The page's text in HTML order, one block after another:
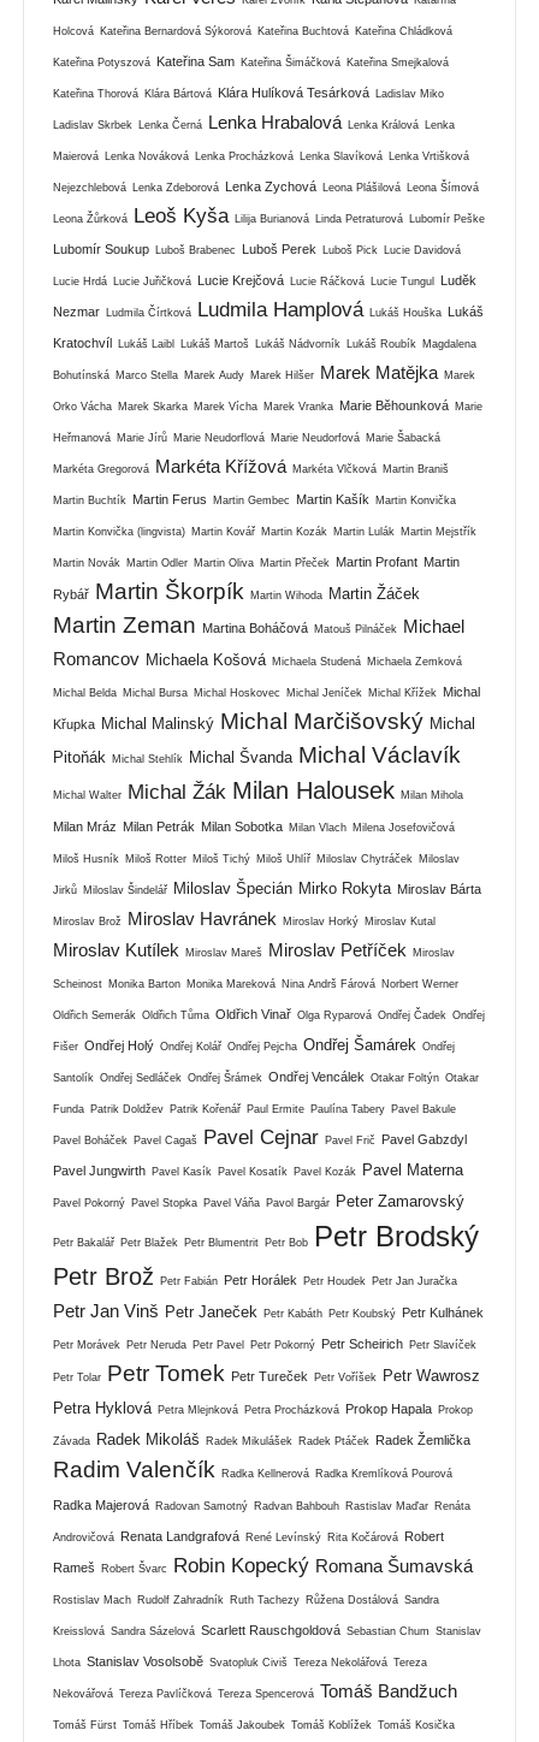
Holcová Kateřina Bernardová Sýkorová Kateřina Buchtová Kateřina Chládková
Kateřina Potyszová Kateřina Sam Kateřina Šimáčková Kateřina Smejkalová
Kateřina Thorová Klára Bártová Klára Hulíková Tesárková Ladislav Miko
Ladislav Skrbek Lenka Černá Lenka Hrabalová Lenka Králová Lenka
Maierová Lenka Nováková Lenka Procházková Lenka Slavíková Lenka Vrtišková
Nejezchlebová Lenka Zdeborová Lenka Zychová Leona Plášilová Leona Šímová
Leona Žůrková Leoš Kyša Lilija Burianová Linda Petraturová Lubomír Peške
Lubomír Soukup Luboš Brabenec Luboš Perek Luboš Pick Lucie Davidová
Lucie Hrdá Lucie Juřičková Lucie Krejčová Lucie Ráčková Lucie Tungul Luděk
Nezmar Ludmila Čírtková Ludmila Hamplová Lukáš Houška Lukáš
Kratochvíl Lukáš Laibl Lukáš Martoš Lukáš Nádvorník Lukáš Roubík Magdalena
Bohutínská Marco Stella Marek Audy Marek Hilšer Marek Matějka Marek
Orko Vácha Marek Skarka Marek Vícha Marek Vranka Marie Běhounková Marie
Heřmanová Marie Jírů Marie Neudorflová Marie Neudorfová Marie Šabacká
Markéta Gregorová Markéta Křížová Markéta Vlčková Martin Braniš
Martin Buchtík Martin Ferus Martin Gembec Martin Kašík Martin Konvička
Martin Konvička (lingvista) Martin Kovář Martin Kozák Martin Lulák Martin Mejstřík
Martin Novák Martin Odler Martin Oliva Martin Přeček Martin Profant Martin
Rybář Martin Škorpík Martin Wihoda Martin Žáček
Martin Zeman Martina Boháčová Matouš Pilnáček
Michael
Romancov Michaela Košová Michaela Studená Michaela Zemková
Michal Belda Michal Bursa Michal Hoskovec Michal Jeníček Michal Křížek Michal
Křupka Michal Malinský Michal Marčišovský Michal
Pitoňák
Michal Stehlík Michal Švanda Michal Václavík
Michal Walter Michal Žák Milan Halousek Milan Mihola
Milan Mráz Milan Petrák Milan Sobotka Milan Vlach Milena Josefovičová
Miloš Husník Miloš Rotter Miloš Tichý Miloš Uhlíř Miloslav Chytráček Miloslav
Jirků Miloslav Šindelář Miloslav Špecián Mirko Rokyta Miroslav Bárta
Miroslav Brož Miroslav Havránek Miroslav Horký Miroslav Kutal
Miroslav Kutílek Miroslav Mareš Miroslav Petříček Miroslav
Scheinost Monika Barton Monika Mareková Nina Andrš Fárová Norbert Werner
Oldřich Semerák Oldřich Tůma Oldřich Vinař Olga Ryparová Ondřej Čadek Ondřej
Fišer Ondřej Holý Ondřej Kolář Ondřej Pejcha Ondřej Šamárek Ondřej
Santolík Ondřej Sedláček Ondřej Šrámek Ondřej Vencálek Otakar Foltýn Otakar
Funda Patrik Doldžev Patrik Kořenář Paul Ermite Paulína Tabery Pavel Bakule
Pavel Boháček Pavel Cagaš Pavel Cejnar Pavel Frič Pavel Gabzdyl
Pavel Jungwirth Pavel Kasík Pavel Kosatík Pavel Kozák Pavel Materna
Pavel Pokorný Pavel Stopka Pavel Váňa Pavol Bargár Peter Zamarovský
Petr Bakalář Petr Blažek Petr Blumentrit Petr Bob Petr Brodský
Petr Brož Petr Fabián Petr Horálek Petr Houdek Petr Jan Juračka
Petr Jan Vinš Petr Janeček Petr Kabáth Petr Koubský Petr Kulhánek
Petr Morávek Petr Neruda Petr Pavel Petr Pokorný Petr Scheirich Petr Slavíček
Petr Tolar Petr Tomek Petr Tureček Petr Voříšek
Petr Wawrosz
Petra Hyklová Petra Mlejnková Petra Procházková Prokop Hapala Prokop
Závada Radek Mikoláš Radek Mikulášek Radek Ptáček Radek Žemlička
Radim Valenčík Radka Kellnerová Radka Kremlíková Pourová
Radka Majerová Radovan Samotný Radvan Bahbouh Rastislav Maďar Renáta
Androvičová Renata Landgrafová René Levínský Rita Kočárová Robert
Rameš Robert Švarc Robin Kopecký Romana Šumavská
Rostislav Mach Rudolf Zahradník Ruth Tachezy Růžena Dostálová Sandra
Kreisslová Sandra Sázelová Scarlett Rauschgoldová Sebastian Chum Stanislav
Lhota Stanislav Vosolsobě Svatopluk Civiš Tereza Nekolářová Tereza
Nekovářová Tereza Pavlíčková Tereza Spencerová Tomáš Bandžuch
Tomáš Fürst Tomáš Hříbek Tomáš Jakoubek Tomáš Koblížek Tomáš Kosička